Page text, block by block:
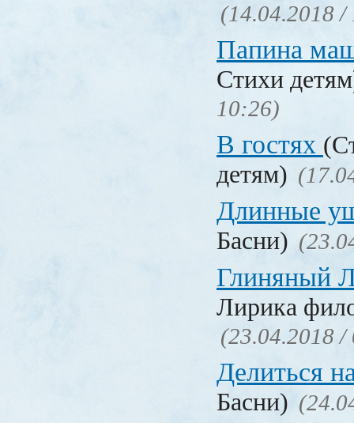
(14.04.2018 /
Папина
Стихи
10:26)
В гостях
детям)
Длинные
Басни)
Глиняный
Лирика
(23.04.2018 /
Делиться
Басни)